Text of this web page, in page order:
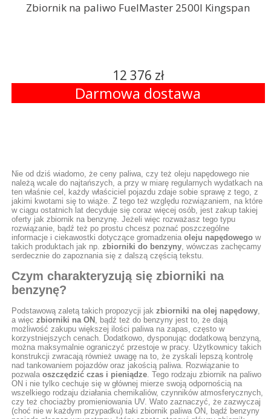
Zbiornik na paliwo FuelMaster 2500l Kingspan
12 376 zł
Darmowa dostawa
Nie od dziś wiadomo, że ceny paliwa, czy też oleju napędowego nie
należą wcale do najtańszych, a przy w miarę regularnych wydatkach na
ten właśnie cel, każdy właściciel pojazdu zdaje sobie sprawę z tego, z
jakimi kwotami się to wiąże. Z tego też względu rozwiązaniem, na które
w ciągu ostatnich lat decyduje się coraz więcej osób, jest zakup takiej
oferty jak zbiornik na benzynę. Jeżeli więc rozważasz tego typu
rozwiązanie, bądź też po prostu chcesz poznać poszczególne
informacje i ciekawostki dotyczące gromadzenia oleju napędowegow
takich produktach jak np. zbiorniki do benzyny, wówczas zachęcamy
serdecznie do zapoznania się z dalszą częścią tekstu.
Czym charakteryzują się zbiorniki na
benzynę?
Podstawową zaletą takich propozycji jak zbiorniki na olej napędowy,
a więc zbiorniki na ON , bądź też do benzyny jest to, że dają
możliwość zakupu większej ilości paliwa na zapas, często w
korzystniejszych cenach. Dodatkowo, dysponując dodatkową benzyną,
można maksymalnie ograniczyć przestoje w pracy. Użytkownicy takich
konstrukcji zwracają również uwagę na to, że zyskali lepszą kontrolę
nad tankowaniem pojazdów oraz jakością paliwa. Rozwiązanie to
pozwala oszczędzić czas i pieniądze. Tego rodzaju zbiornik na paliwo
ON i nie tylko cechuje się w głównej mierze swoją odpornością na
wszelkiego rodzaju działania chemikaliów, czynników atmosferycznych,
czy też chociażby promieniowania UV. Wato zaznaczyć, że zazwyczaj
(choć nie w każdym przypadku) taki zbiornik paliwa ON, bądź benzyny